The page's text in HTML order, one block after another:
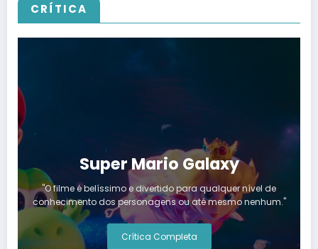
CRÍTICA
Super Mario Galaxy
"O filme é belíssimo e divertido para qualquer nível de
conhecimento dos personagens ou até mesmo nenhum."
Crítica Completa